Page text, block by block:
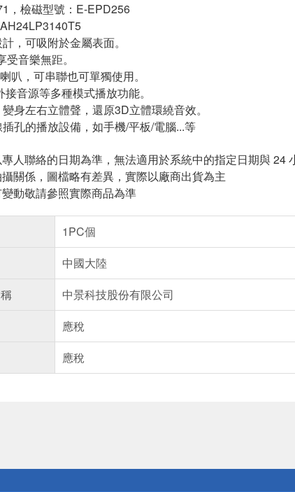
，檢磁型號：E-EPD256
，可吸附於金屬表面。
音樂無距。
叭，可串聯也可單獨使用。
音源等多種模式播放功能。
身左右立體聲，還原3D立體環繞音效。
孔的播放設備，如手機/平板/電腦...等
人聯絡的日期為準，無法適用於系統中的指定日期與 24
關係，圖檔略有差異，實際以廠商出貨為主
動敬請參照實際商品為準
1PC個
中國大陸
中景科技股份有限公司
應稅
應稅
！